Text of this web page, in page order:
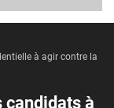
à agir contre la
candidats à